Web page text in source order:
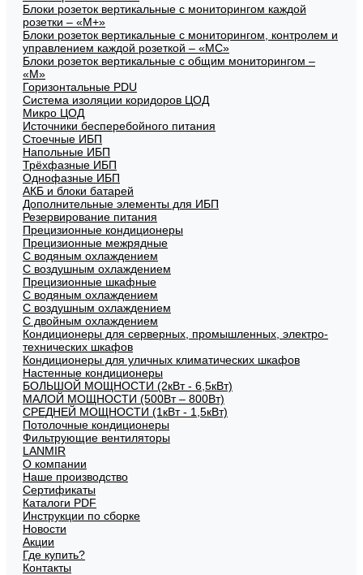
Блоки розеток вертикальные с мониторингом каждой
розетки – «М+»
Блоки розеток вертикальные с мониторингом, контролем и
управлением каждой розеткой – «МС»
Блоки розеток вертикальные с общим мониторингом –
«М»
Горизонтальные PDU
Система изоляции коридоров ЦОД
Микро ЦОД
Источники бесперебойного питания
Стоечные ИБП
Напольные ИБП
Трёхфазные ИБП
Однофазные ИБП
АКБ и блоки батарей
Дополнительные элементы для ИБП
Резервирование питания
Прецизионные кондиционеры
Прецизионные межрядные
С водяным охлаждением
С воздушным охлаждением
Прецизионные шкафные
С водяным охлаждением
С воздушным охлаждением
С двойным охлаждением
Кондиционеры для серверных, промышленных, электро-
технических шкафов
Кондиционеры для уличных климатических шкафов
Настенные кондиционеры
БОЛЬШОЙ МОЩНОСТИ (2кВт - 6,5кВт)
МАЛОЙ МОЩНОСТИ (500Вт – 800Вт)
СРЕДНЕЙ МОЩНОСТИ (1кВт - 1,5кВт)
Потолочные кондиционеры
Фильтрующие вентиляторы
LANMIR
О компании
Наше производство
Сертификаты
Каталоги PDF
Инструкции по сборке
Новости
Акции
Где купить?
Контакты